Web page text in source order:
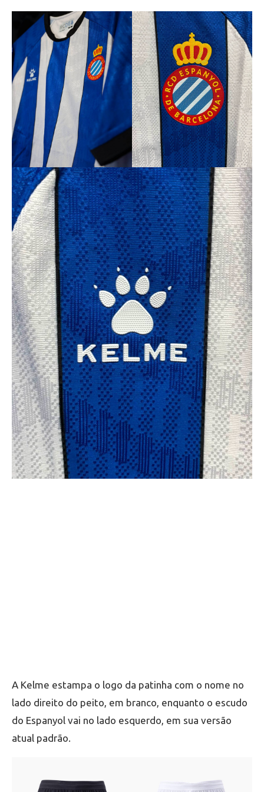
A Kelme estampa o logo da patinha com o nome no
lado direito do peito, em branco, enquanto o escudo
do Espanyol vai no lado esquerdo, em sua versão
atual padrão.